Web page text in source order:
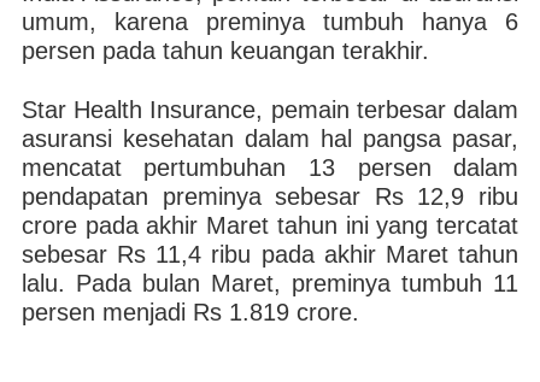
umum, karena preminya tumbuh hanya 6
persen pada tahun keuangan terakhir.
Star Health Insurance, pemain terbesar dalam
asuransi kesehatan dalam hal pangsa pasar,
mencatat pertumbuhan 13 persen dalam
pendapatan preminya sebesar Rs 12,9 ribu
crore pada akhir Maret tahun ini yang tercatat
sebesar Rs 11,4 ribu pada akhir Maret tahun
lalu. Pada bulan Maret, preminya tumbuh 11
persen menjadi Rs 1.819 crore.